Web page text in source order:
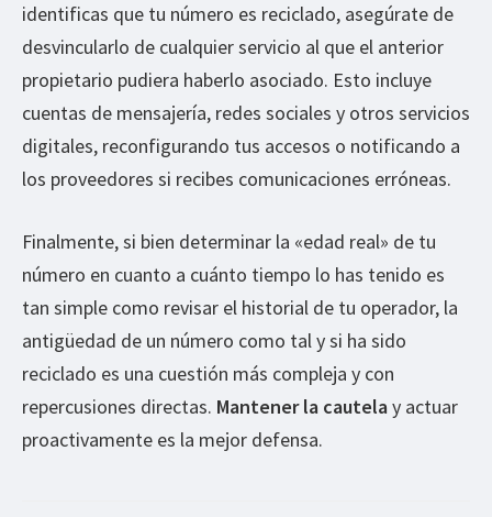
identificas que tu número es reciclado, asegúrate de
desvincularlo de cualquier servicio al que el anterior
propietario pudiera haberlo asociado. Esto incluye
cuentas de mensajería, redes sociales y otros servicios
digitales, reconfigurando tus accesos o notificando a
los proveedores si recibes comunicaciones erróneas.
Finalmente, si bien determinar la «edad real» de tu
número en cuanto a cuánto tiempo lo has tenido es
tan simple como revisar el historial de tu operador, la
antigüedad de un número como tal y si ha sido
reciclado es una cuestión más compleja y con
repercusiones directas. Mantener la cautelay actuar
proactivamente es la mejor defensa.